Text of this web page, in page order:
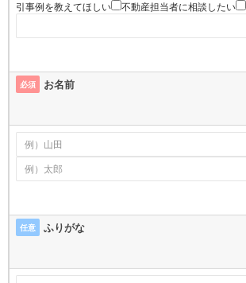
引事例を教えてほしい
不動産担当者に相談したい
必須 お名前
任意 ふりがな